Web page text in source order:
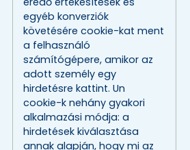
egyéb konverziók
követésére cookie-kat ment
a felhasználó
számítógépere, amikor az
adott személy egy
hirdetésre kattint. Un
cookie-k nehány gyakori
alkalmazási módja: a
hirdetések kiválasztása
annak alapján, hogy mi az